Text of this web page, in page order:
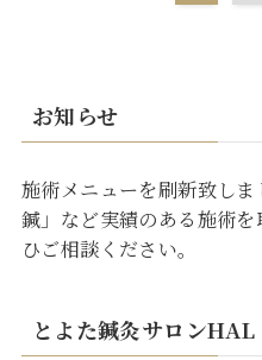
お知らせ
施術メニューを刷新致し
鍼」など実績のある施術
ひご相談ください。
とよた鍼灸サロンHAL